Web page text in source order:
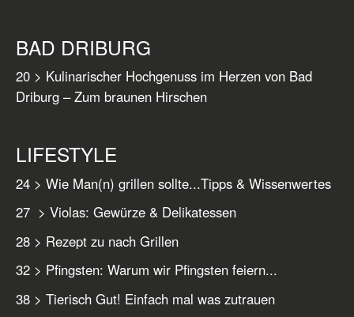
BAD DRIBURG
20 > Kulinarischer Hochgenuss im Herzen von Bad
Driburg – Zum braunen Hirschen
LIFESTYLE
24 > Wie Man(n) grillen sollte...Tipps & Wissenwertes
27 > Violas: Gewürze & Delikatessen
28 > Rezept zu nach Grillen
32 > Pfingsten: Warum wir Pfingsten feiern...
38 > Tierisch Gut! Einfach mal was zutrauen